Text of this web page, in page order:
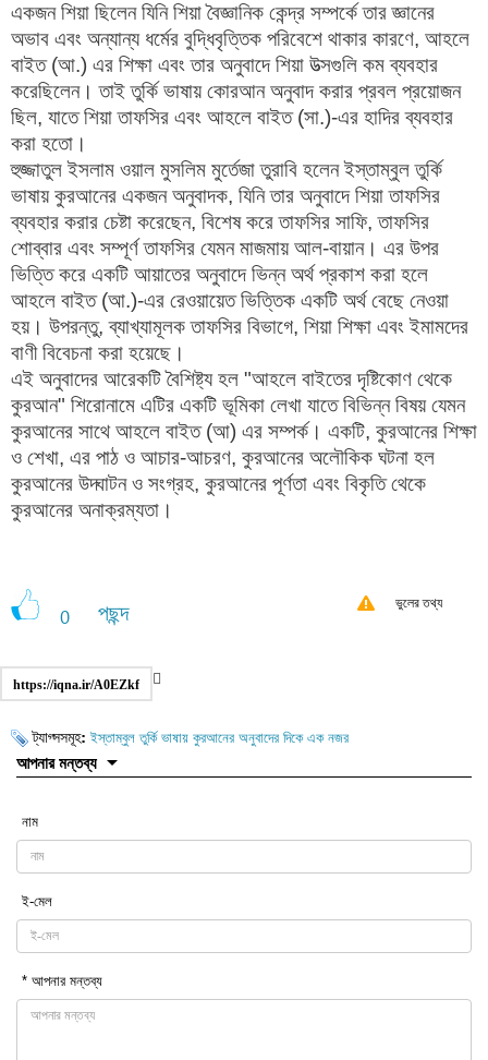
একজন শিয়া ছিলেন যিনি শিয়া বৈজ্ঞানিক কেন্দ্র সম্পর্কে তার জ্ঞানের
অভাব এবং অন্যান্য ধর্মের বুদ্ধিবৃত্তিক পরিবেশে থাকার কারণে, আহলে
বাইত (আ.) এর শিক্ষা এবং তার অনুবাদে শিয়া উত্সগুলি কম ব্যবহার
করেছিলেন। তাই তুর্কি ভাষায় কোরআন অনুবাদ করার প্রবল প্রয়োজন
ছিল, যাতে শিয়া তাফসির এবং আহলে বাইত (সা.)-এর হাদির ব্যবহার
করা হতো।
হুজ্জাতুল ইসলাম ওয়াল মুসলিম মুর্তেজা তুরাবি হলেন ইস্তাম্বুল তুর্কি
ভাষায় কুরআনের একজন অনুবাদক, যিনি তার অনুবাদে শিয়া তাফসির
ব্যবহার করার চেষ্টা করেছেন, বিশেষ করে তাফসির সাফি, তাফসির
শোব্বার এবং সম্পূর্ণ তাফসির যেমন মাজমায় আল-বায়ান। এর উপর
ভিত্তি করে একটি আয়াতের অনুবাদে ভিন্ন অর্থ প্রকাশ করা হলে
আহলে বাইত (আ.)-এর রেওয়ায়েত ভিত্তিক একটি অর্থ বেছে নেওয়া
হয়। উপরন্তু, ব্যাখ্যামূলক তাফসির বিভাগে, শিয়া শিক্ষা এবং ইমামদের
বাণী বিবেচনা করা হয়েছে।
এই অনুবাদের আরেকটি বৈশিষ্ট্য হল "আহলে বাইতের দৃষ্টিকোণ থেকে
কুরআন" শিরোনামে এটির একটি ভূমিকা লেখা যাতে বিভিন্ন বিষয় যেমন
কুরআনের সাথে আহলে বাইত (আ) এর সম্পর্ক। একটি, কুরআনের শিক্ষা
ও শেখা, এর পাঠ ও আচার-আচরণ, কুরআনের অলৌকিক ঘটনা হল
কুরআনের উদ্ঘাটন ও সংগ্রহ, কুরআনের পূর্ণতা এবং বিকৃতি থেকে
কুরআনের অনাক্রম্যতা।
0 পছন্দ ভুলের তথ্য
https://iqna.ir/A0EZkf
ট্যাগ্সসমূহ:ইস্তাম্বুল তুর্কি ভাষায় কুরআনের অনুবাদের দিকে এক নজর
আপনার মন্তব্য
নাম
ই-মেল
* আপনার মন্তব্য